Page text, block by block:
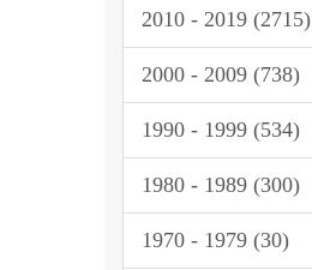
2010 - 2019 (2715)
2000 - 2009 (738)
1990 - 1999 (534)
1980 - 1989 (300)
1970 - 1979 (30)